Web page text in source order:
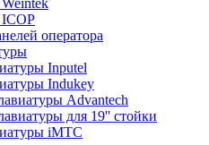
оператора
Inputel
Indukey
Advantech
для 19'' стойки
iMTC